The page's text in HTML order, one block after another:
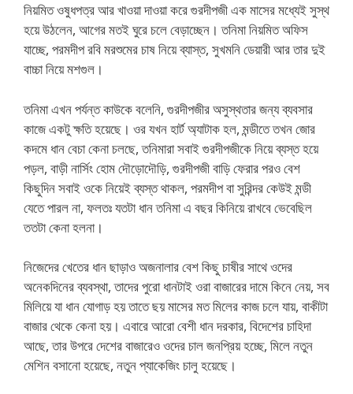
নিয়মিত ওষুধপত্র আর খাওয়া দাওয়া করে গুরদীপজী এক মাসের মধ্যেই সুস্থ
হয়ে উঠলেন, আগের মতই ঘুরে চলে বেড়াচ্ছেন। তনিমা নিয়মিত অফিস
যাচ্ছে, পরমদীপ রবি মরশুমের চাষ নিয়ে ব্যাস্ত, সুখমনি ডেয়ারী আর তার দুই
বাচ্চা নিয়ে মশগুল।
তনিমা এখন পর্যন্ত কাউকে বলেনি, গুরদীপজীর অসুস্থতার জন্য ব্যবসার
কাজে একটু ক্ষতি হয়েছে। ওর যখন হার্ট অ্যাটাক হল, মন্ডীতে তখন জোর
কদমে ধান বেচা কেনা চলছে, তনিমারা সবাই গুরদীপজীকে নিয়ে ব্যস্ত হয়ে
পড়ল, বাড়ী নার্সিং হোম দৌড়োদৌড়ি, গুরদীপজী বাড়ি ফেরার পরও বেশ
কিছুদিন সবাই ওকে নিয়েই ব্যস্ত থাকল, পরমদীপ বা সুরিন্দর কেউই মন্ডী
যেতে পারল না, ফলতঃ যতটা ধান তনিমা এ বছর কিনিয়ে রাখবে ভেবেছিল
ততটা কেনা হলনা।
নিজেদের খেতের ধান ছাড়াও অজনালার বেশ কিছু চাষীর সাথে ওদের
অনেকদিনের ব্যবস্থা, তাদের পুরো ধানটাই ওরা বাজারের দামে কিনে নেয়, সব
মিলিয়ে যা ধান যোগাড় হয় তাতে ছয় মাসের মত মিলের কাজ চলে যায়, বাকীটা
বাজার থেকে কেনা হয়। এবারে আরো বেশী ধান দরকার, বিদেশের চাহিদা
আছে, তার উপরে দেশের বাজারেও ওদের চাল জনপ্রিয় হচ্ছে, মিলে নতুন
মেশিন বসানো হয়েছে, নতুন প্যাকেজিং চালু হয়েছে।